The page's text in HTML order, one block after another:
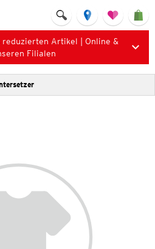
Artikel | Online &
Filialen